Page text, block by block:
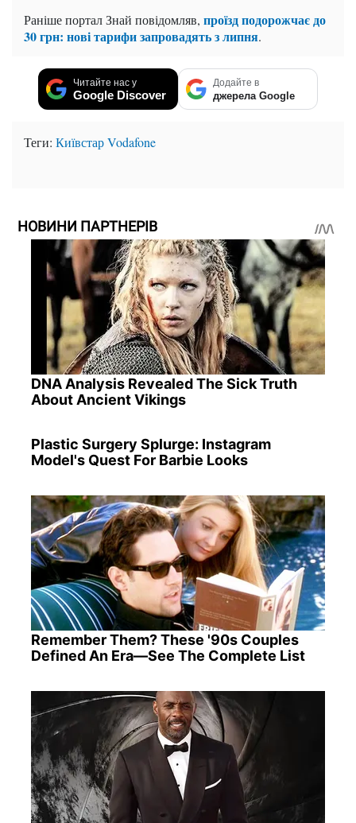
Раніше портал Знай повідомляв, проїзд подорожчає до
30 грн: нові тарифи запровадять з липня.
Читайте нас у
Google Discover
Додайте в
джерела Google
Теги: КиївстарVodafone
НОВИНИ ПАРТНЕРІВ
DNA Analysis Revealed The Sick Truth
About Ancient Vikings
Plastic Surgery Splurge: Instagram
Model's Quest For Barbie Looks
Remember Them? These '90s Couples
Defined An Era—See The Complete List